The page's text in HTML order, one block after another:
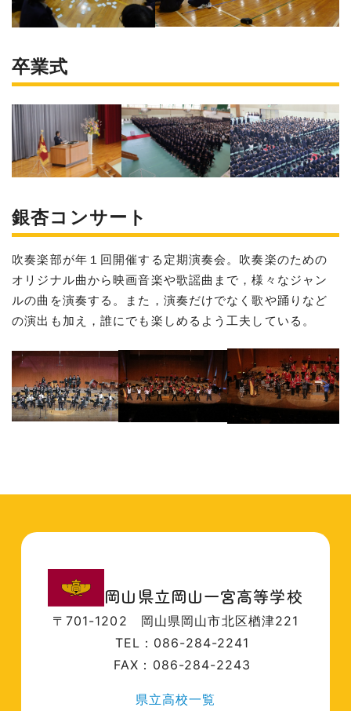
卒業式
銀杏コンサート
吹奏楽部が年１回開催する定期演奏会。吹奏楽のための
オリジナル曲から映画音楽や歌謡曲まで，様々なジャン
ルの曲を演奏する。また，演奏だけでなく歌や踊りなど
の演出も加え，誰にでも楽しめるよう工夫している。
岡山県立岡山一宮高等学校
〒701-1202 岡山県岡山市北区楢津221
TEL：086-284-2241
FAX：086-284-2243
県立高校一覧